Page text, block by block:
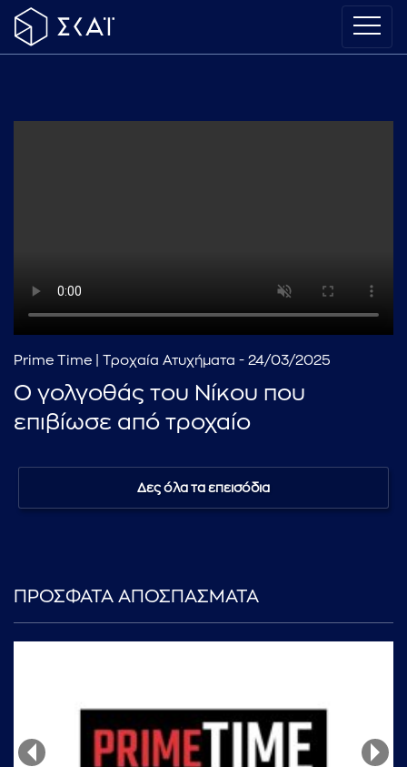
Prime Time | Τροχαία Ατυχήματα - 24/03/2025
Ο γολγοθάς του Νίκου που
επιβίωσε από τροχαίο
Δες όλα τα επεισόδια
ΠΡΟΣΦΑΤΑ ΑΠΟΣΠΑΣΜΑΤΑ